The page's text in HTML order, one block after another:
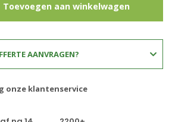
Toevoegen aan winkelwagen
AANVRAGEN?
onze klantenservice